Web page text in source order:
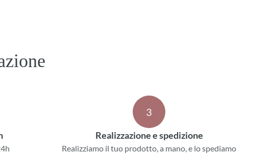
3
Realizzazione e spedizione
Realizziamo il tuo prodotto, a mano, e lo spediamo